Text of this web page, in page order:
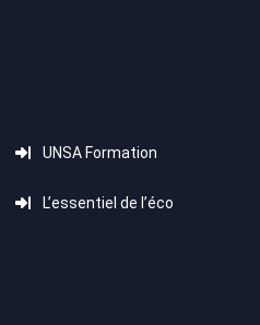
UNSA Formation
L’essentiel de l’éco